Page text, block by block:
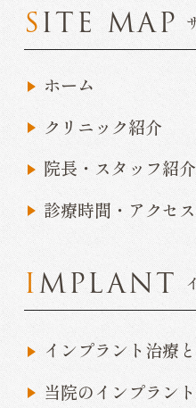
SITE MAP
ホーム
クリニック紹介
院長・スタッフ紹介
診療時間・アクセス
IMPLANT
インプラント治療
当院のインプラン